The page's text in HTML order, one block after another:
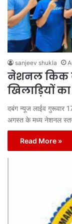
sanjeev shukla
नेशनल किक
खिलाड़ियों
दबंग न्यूज लाईव गुरूवार
अगस्त के मध्य नेशनल
Read More »